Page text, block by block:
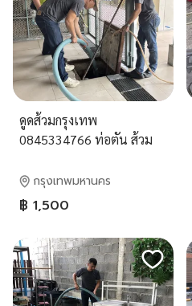
ดูดส้วมกรุงเทพ
0845334766 ท่อตัน ส้วม
กรุงเทพมหานคร
฿ 1,500